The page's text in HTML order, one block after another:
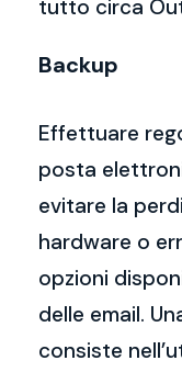
tutto circa
Backup
Effettuare
posta
evitare la
hardware o
opzioni
delle email.
consiste